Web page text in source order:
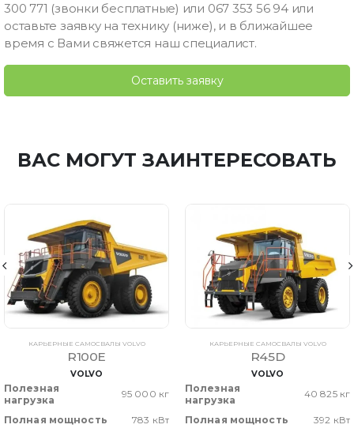
300 771 (звонки бесплатные) или 067 353 56 94 или
оставьте заявку на технику (ниже), и в ближайшее
время с Вами свяжется наш специалист.
Оставить заявку
ВАС МОГУТ ЗАИНТЕРЕСОВАТЬ
КАРЬЕРНЫЕ САМОСВАЛЫ VOLVO
R100E
VOLVO
Полезная
нагрузка
95 000 кг
Полная мощность
783 кВт
КАРЬЕРНЫЕ САМОСВАЛЫ VOLVO
R45D
VOLVO
Полезная
нагрузка
40 825 кг
Полная мощность
392 кВт